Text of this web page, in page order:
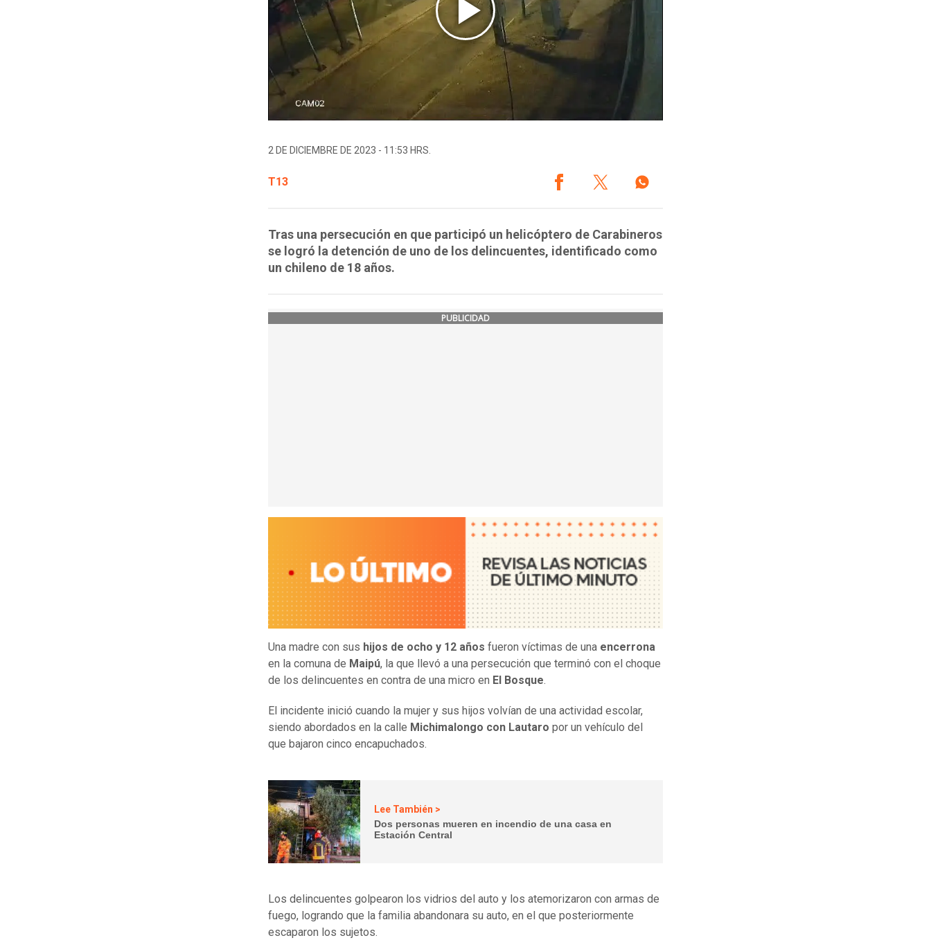
2 DE DICIEMBRE DE 2023 - 11:53 HRS.
T13
Tras una persecución en que participó un helicóptero de Carabineros
se logró la detención de uno de los delincuentes, identificado como
un chileno de 18 años.
PUBLICIDAD
Una madre con sus hijos de ocho y 12 años fueron víctimas de una encerrona
en la comuna de Maipú, la que llevó a una persecución que terminó con el choque
de los delincuentes en contra de una micro en El Bosque.
El incidente inició cuando la mujer y sus hijos volvían de una actividad escolar,
siendo abordados en la calle Michimalongo con Lautaro por un vehículo del
que bajaron cinco encapuchados.
Lee También >
Dos personas mueren en incendio de una casa en
Estación Central
Los delincuentes golpearon los vidrios del auto y los atemorizaron con armas de
fuego, logrando que la familia abandonara su auto, en el que posteriormente
escaparon los sujetos.